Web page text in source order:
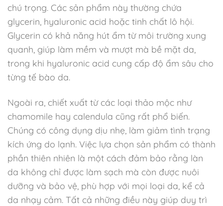
chú trọng. Các sản phẩm này thường chứa
glycerin, hyaluronic acid hoặc tinh chất lô hội.
Glycerin có khả năng hút ẩm từ môi trường xung
quanh, giúp làm mềm và mượt mà bề mặt da,
trong khi hyaluronic acid cung cấp độ ẩm sâu cho
từng tế bào da.
Ngoài ra, chiết xuất từ các loại thảo mộc như
chamomile hay calendula cũng rất phổ biến.
Chúng có công dụng dịu nhẹ, làm giảm tình trạng
kích ứng do lạnh. Việc lựa chọn sản phẩm có thành
phần thiên nhiên là một cách đảm bảo rằng làn
da không chỉ được làm sạch mà còn được nuôi
dưỡng và bảo vệ, phù hợp với mọi loại da, kể cả
da nhạy cảm. Tất cả những điều này giúp duy trì